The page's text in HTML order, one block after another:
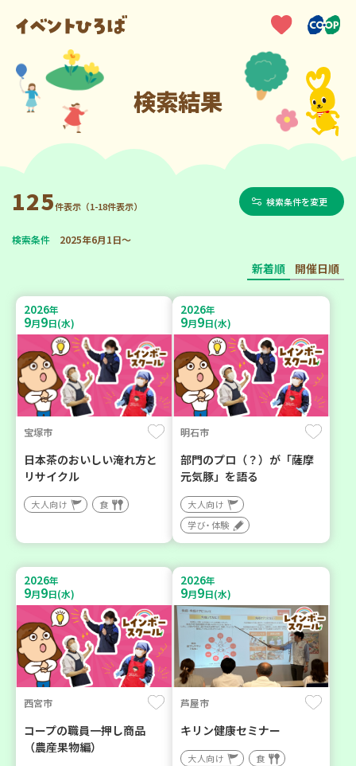
検索結果
125件表示（1-18件表示） 検索条件を変更
検索条件 2025年6月1日～
新着順 開催日順
2026年
9月9日(水)
宝塚市
日本茶のおいしい淹れ方と
リサイクル
大人向け 食
2026年
9月9日(水)
明石市
部門のプロ（？）が「薩摩
元気豚」を語る
大人向け
学び・体験
2026年
9月9日(水)
西宮市
コープの職員一押し商品
（農産果物編）
2026年
9月9日(水)
芦屋市
キリン健康セミナー
大人向け 食